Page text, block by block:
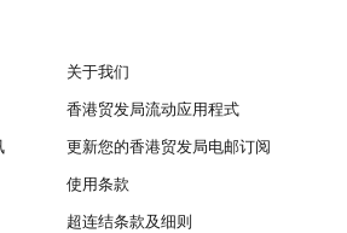
关于我们
香港贸发局流动应用程式
更新您的香港贸发局电邮订阅
使用条款
超连结条款及细则